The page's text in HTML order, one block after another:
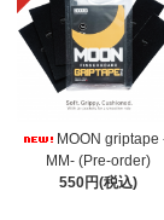
MOON griptape
MM- (Pre-order)
550円(税込)